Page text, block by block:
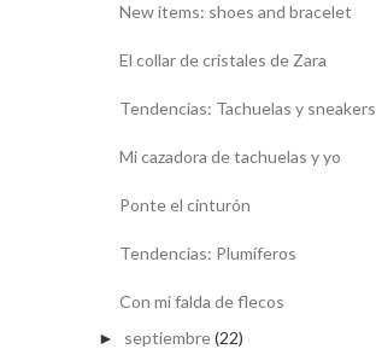
New items: shoes and bracelet
El collar de cristales de Zara
Tendencias: Tachuelas y sneakers
Mi cazadora de tachuelas y yo
Ponte el cinturón
Tendencias: Plumíferos
Con mi falda de flecos
► septiembre(22)